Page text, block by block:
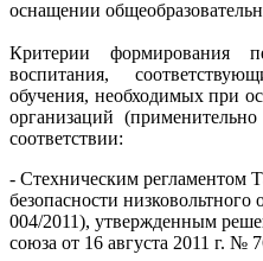
оснащении
Критерии формирования
воспитания,
обучения, необходимых при
организаций
соответствии:
- Стехническим регламентом
безопасности
004/2011), утвержденным
союза от 16 августа 2011 г. №